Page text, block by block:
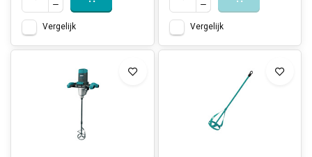
Vergelijk Vergelijk